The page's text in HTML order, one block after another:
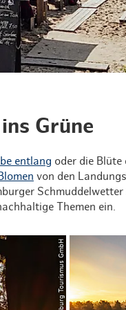
& Lifestyle
shoppen
essen & trinken
Grüne
entlang oder die Blüte
von den
Themen ein.
© Hamburg Tourismus GmbH